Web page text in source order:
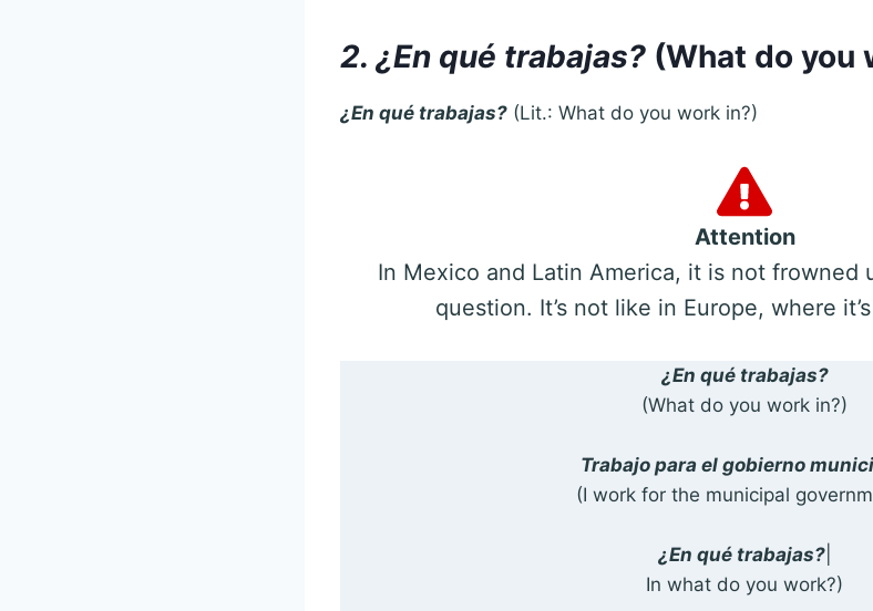
2. ¿En qué trabajas? (What do you
¿En qué trabajas? (Lit.: What do you work in?)
Attention
In Mexico and Latin America, it is not frowned
question. It’s not like in Europe, where
¿En qué trabajas?
(What do you work in?)
Trabajo para el gobierno
(I work for the municipal
¿En qué trabajas?|
In what do you work?)